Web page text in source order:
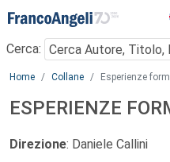
Menu
Cerca:
Main content
Home Collane Esperienze
ESPERIENZE
Direzione: Daniele Callini